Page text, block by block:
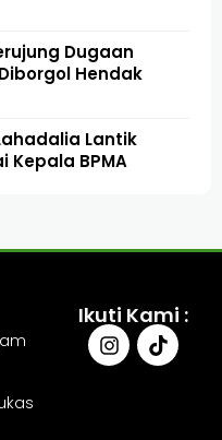
Dugaan
Hendak
Lantik
Kepala BPMA
Ikuti Kami :